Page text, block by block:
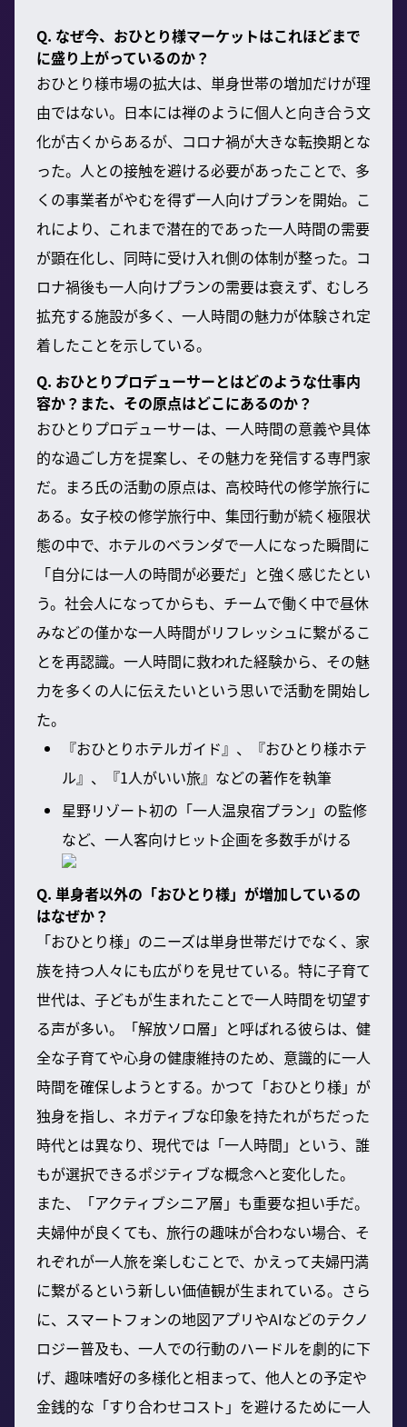
Q. なぜ今、おひとり様マーケットはこれほどまで
に盛り上がっているのか？
おひとり様市場の拡大は、単身世帯の増加だけが理
由ではない。日本には禅のように個人と向き合う文
化が古くからあるが、コロナ禍が大きな転換期とな
った。人との接触を避ける必要があったことで、多
くの事業者がやむを得ず一人向けプランを開始。こ
れにより、これまで潜在的であった一人時間の需要
が顕在化し、同時に受け入れ側の体制が整った。コ
ロナ禍後も一人向けプランの需要は衰えず、むしろ
拡充する施設が多く、一人時間の魅力が体験され定
着したことを示している。
Q. おひとりプロデューサーとはどのような仕事内
容か？また、その原点はどこにあるのか？
おひとりプロデューサーは、一人時間の意義や具体
的な過ごし方を提案し、その魅力を発信する専門家
だ。まろ氏の活動の原点は、高校時代の修学旅行に
ある。女子校の修学旅行中、集団行動が続く極限状
態の中で、ホテルのベランダで一人になった瞬間に
「自分には一人の時間が必要だ」と強く感じたとい
う。社会人になってからも、チームで働く中で昼休
みなどの僅かな一人時間がリフレッシュに繋がるこ
とを再認識。一人時間に救われた経験から、その魅
力を多くの人に伝えたいという思いで活動を開始し
た。
『おひとりホテルガイド』、『おひとり様ホテ
ル』、『1人がいい旅』などの著作を執筆
星野リゾート初の「一人温泉宿プラン」の監修
など、一人客向けヒット企画を多数手がける
Q. 単身者以外の「おひとり様」が増加しているの
はなぜか？
「おひとり様」のニーズは単身世帯だけでなく、家
族を持つ人々にも広がりを見せている。特に子育て
世代は、子どもが生まれたことで一人時間を切望す
る声が多い。「解放ソロ層」と呼ばれる彼らは、健
全な子育てや心身の健康維持のため、意識的に一人
時間を確保しようとする。かつて「おひとり様」が
独身を指し、ネガティブな印象を持たれがちだった
時代とは異なり、現代では「一人時間」という、誰
もが選択できるポジティブな概念へと変化した。
また、「アクティブシニア層」も重要な担い手だ。
夫婦仲が良くても、旅行の趣味が合わない場合、そ
れぞれが一人旅を楽しむことで、かえって夫婦円満
に繋がるという新しい価値観が生まれている。さら
に、スマートフォンの地図アプリやAIなどのテクノ
ロジー普及も、一人での行動のハードルを劇的に下
げ、趣味嗜好の多様化と相まって、他人との予定や
金銭的な「すり合わせコスト」を避けるために一人